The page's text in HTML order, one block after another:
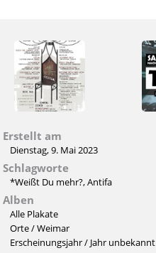
Erstellt am
Dienstag, 9. Mai 2023
Schlagworte
*Weißt Du mehr?,Antifa
Alben
Alle Plakate
Orte/Weimar
Erscheinungsjahr/ Jahr unbekannt